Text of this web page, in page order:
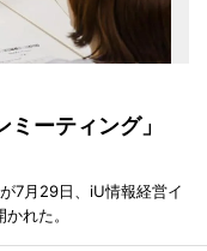
ミーティング」
7月29日、iU情報経営イ
れた。